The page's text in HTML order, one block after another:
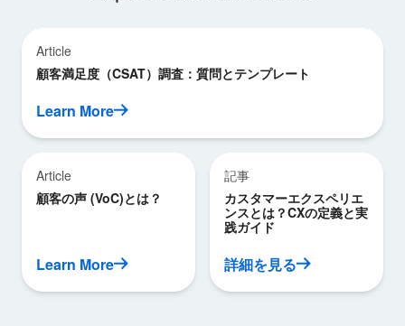
Article
顧客満足度（CSAT）調査：質問とテンプレート
Learn More
Article
顧客の声 (VoC)とは？
Learn More
記事
カスタマーエクスペリエ
ンスとは？CXの定義と実
践ガイド
詳細を見る